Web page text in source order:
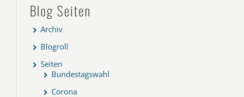
Blog Seiten
Archiv
Blogroll
Seiten
Bundestagswahl
Corona